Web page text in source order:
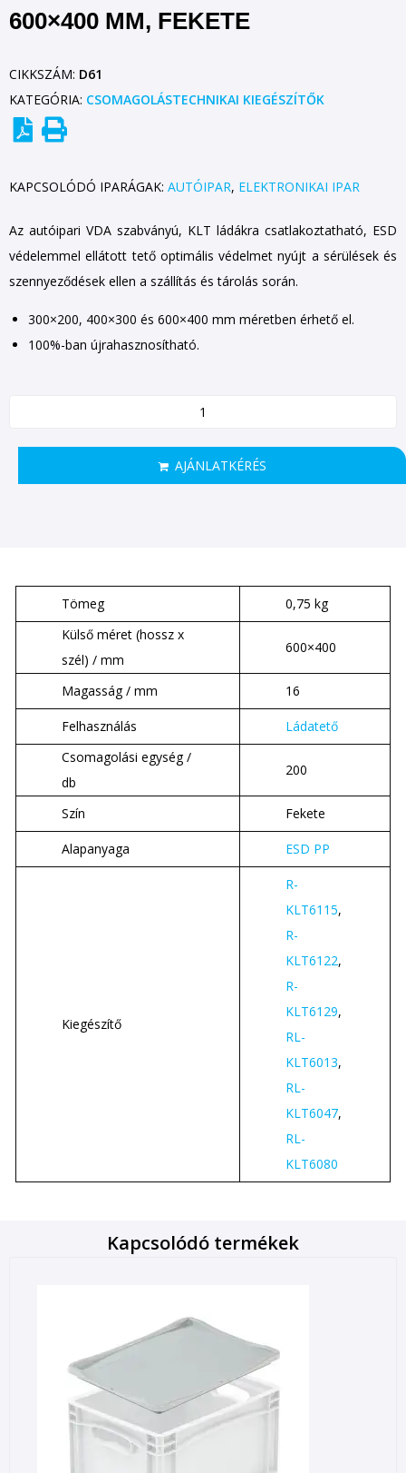
600×400 MM, FEKETE
CIKKSZÁM: D61
KATEGÓRIA: CSOMAGOLÁSTECHNIKAI KIEGÉSZÍTŐK
KAPCSOLÓDÓ IPARÁGAK: AUTÓIPAR, ELEKTRONIKAI IPAR
Az autóipari VDA szabványú, KLT ládákra csatlakoztatható, ESD
védelemmel ellátott tető optimális védelmet nyújt a sérülések és
szennyeződések ellen a szállítás és tárolás során.
300×200, 400×300 és 600×400 mm méretben érhető el.
100%-ban újrahasznosítható.
AJÁNLATKÉRÉS
Tömeg
0,75 kg
Külső méret (hossz x
szél) / mm
600×400
Magasság / mm 16
Felhasználás
Ládatető
Csomagolási egység /
db
200
Szín Fekete
Alapanyaga ESD PP
Kiegészítő
R-
KLT6115,
R-
KLT6122,
R-
KLT6129,
RL-
KLT6013,
RL-
KLT6047,
RL-
KLT6080
Kapcsolódó termékek